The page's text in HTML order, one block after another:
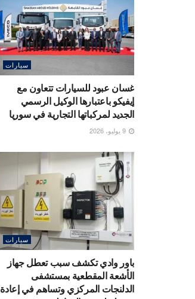
سيارات
غسان عبود للسيارات تتعاون مع
إيفيكو باعتبارها الوكيل الرسمي
الجديد لمركباتها التجارية في سوريا
سيارات
باور وادي تكشف سبب تعطل جهاز
الأشعة المقطعية بمستشفى
الدلنجات المركزي وتساهم في إعادة